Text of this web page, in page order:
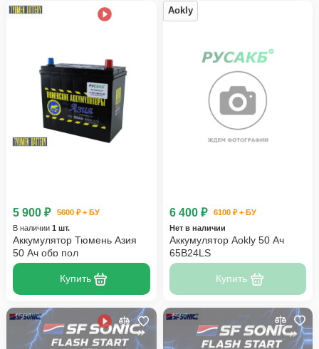
5 900 ₽
5600 ₽ + БУ
В наличии 1 шт.
Аккумулятор Тюмень Азия
50 Ач обр пол
Купить
Aokly
6 400 ₽
6100 ₽ + БУ
Нет в наличии
Аккумулятор Aokly 50 Ач
65B24LS
Купить